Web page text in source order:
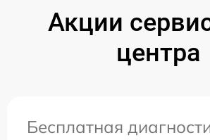
Акции
центра
Бесплатная